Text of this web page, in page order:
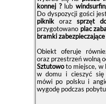
konnej ?lub
Do dyspozycji gości
piknikorazsprzęt
przygotowano plac
bramki zabezpieczające
Obiekt oferuje
oraz przestrzeń wolną
Sztutowoto miejsce, w
w domu i cieszyć się
mówi po polsku i
wygodę podczas